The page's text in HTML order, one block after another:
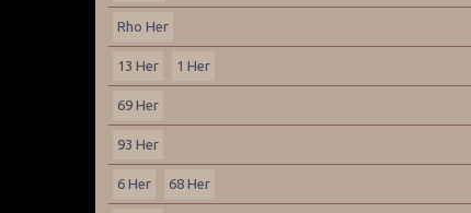
Rho Her
13 Her 1 Her
69 Her
93 Her
6 Her 68 Her